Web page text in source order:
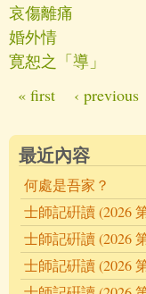
哀傷離痛
婚外情
寛恕之「導」
Pages
« first ‹ previous
最近內容
何處是吾家？
士師記硏讀 (2026
士師記硏讀 (2026
士師記硏讀 (2026